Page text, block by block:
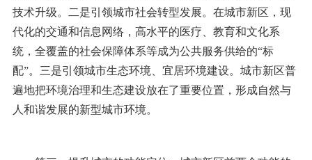
技术升级。二是引领城市社会转型发展。在城市新区，现
代化的交通和信息网络，高水平的医疗、教育和文化系
统，全覆盖的社会保障体系等成为公共服务供给的“标
配”。三是引领城市生态环境、宜居环境建设。城市新区普
遍地把环境治理和生态建设放在了重要位置，形成自然与
人和谐发展的新型城市环境。